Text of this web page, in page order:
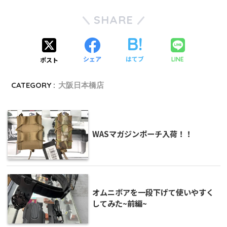
SHARE
ポスト シェア はてブ LINE
CATEGORY : 大阪日本橋店
WASマガジンポーチ入荷！！
オムニボアを一段下げて使いやすく
してみた~前編~